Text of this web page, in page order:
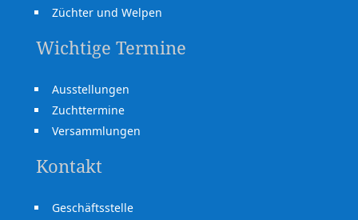
Züchter und Welpen
Wichtige Termine
Ausstellungen
Zuchttermine
Versammlungen
Kontakt
Geschäftsstelle